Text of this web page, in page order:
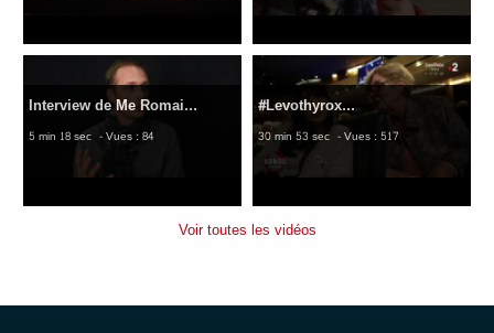
Interview de Me Romai...
5 min 18 sec - Vues : 84
#Levothyrox...
30 min 53 sec - Vues : 517
Voir toutes les vidéos